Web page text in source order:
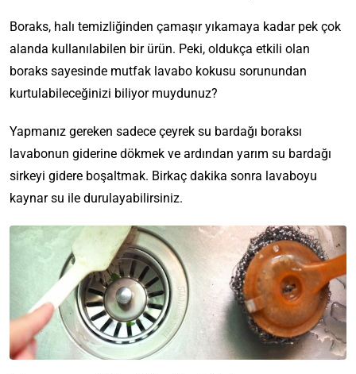
Boraks, halı temizliğinden çamaşır yıkamaya kadar pek çok
alanda kullanılabilen bir ürün. Peki, oldukça etkili olan
boraks sayesinde mutfak lavabo kokusu sorunundan
kurtulabileceğinizi biliyor muydunuz?
Yapmanız gereken sadece çeyrek su bardağı boraksı
lavabonun giderine dökmek ve ardından yarım su bardağı
sirkeyi gidere boşaltmak. Birkaç dakika sonra lavaboyu
kaynar su ile durulayabilirsiniz.